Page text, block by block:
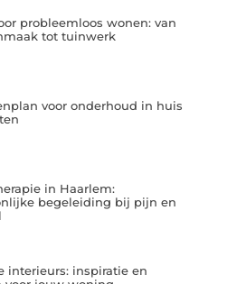
probleemloos wonen: van
tot tuinwerk
voor onderhoud in huis
in Haarlem:
begeleiding bij pijn en
interieurs: inspiratie en